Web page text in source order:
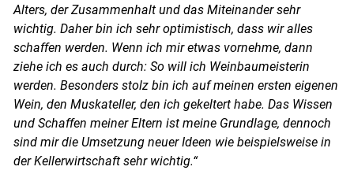
Alters, der Zusammenhalt und das Miteinander sehr
wichtig. Daher bin ich sehr optimistisch, dass wir alles
schaffen werden. Wenn ich mir etwas vornehme, dann
ziehe ich es auch durch: So will ich Weinbaumeisterin
werden. Besonders stolz bin ich auf meinen ersten eigenen
Wein, den Muskateller, den ich gekeltert habe. Das Wissen
und Schaffen meiner Eltern ist meine Grundlage, dennoch
sind mir die Umsetzung neuer Ideen wie beispielsweise in
der Kellerwirtschaft sehr wichtig.“